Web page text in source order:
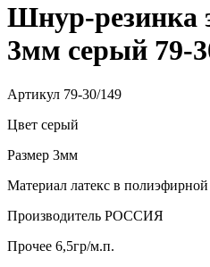
Шнур-резинка
3мм серый 79-
Артикул 79-30/149
Цвет серый
Размер 3мм
Материал латекс в полиэфирной
Производитель РОССИЯ
Прочее 6,5гр/м.п.